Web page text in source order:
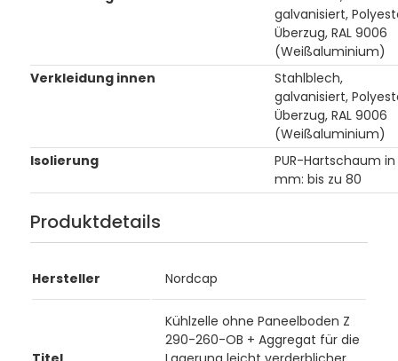
galvanisiert,
Überzug, RAL 9006
(Weißaluminium)
Verkleidung innen
Stahlblech,
galvanisiert,
Überzug, RAL 9006
(Weißaluminium)
Isolierung
PUR-Hartschaum in
mm: bis zu 80
Produktdetails
Hersteller Nordcap
Kühlzelle ohne Paneelboden Z
290-260-OB + Aggregat für die